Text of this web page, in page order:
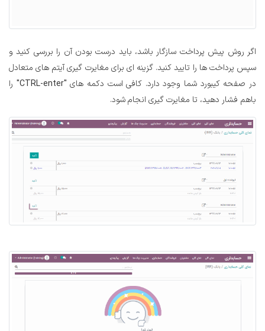
اگر روش پیش پرداخت سازگار باشد، باید درست بودن آن را بررسی کنید و
سپس پرداخت ها را تایید کنید. گزینه ای برای مغایرت گیری آیتم های متعادل
در صفحه کیبورد شما وجود دارد. کافی است دکمه های "CTRL-enter"
را
باهم فشار دهید، تا مغایرت گیری انجام شود.